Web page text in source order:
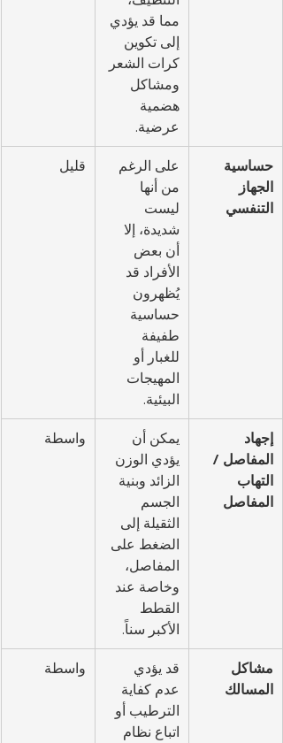
مما قد يؤدي
إلى تكوين
كرات الشعر
ومشاكل
هضمية
عرضية.
حساسية
الجهاز
التنفسي
على الرغم
من أنها
ليست
شديدة، إلا
أن بعض
الأفراد قد
يُظهرون
حساسية
طفيفة
للغبار أو
المهيجات
البيئية.
قليل
إجهاد
المفاصل /
التهاب
المفاصل
يمكن أن
يؤدي الوزن
الزائد وبنية
الجسم
الثقيلة إلى
الضغط على
المفاصل،
وخاصة عند
القطط
الأكبر سناً.
واسطة
مشاكل
المسالك
قد يؤدي
عدم كفاية
الترطيب أو
اتباع نظام
واسطة